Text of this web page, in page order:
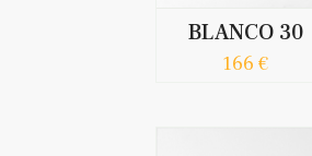
BLANCO 30
166 €